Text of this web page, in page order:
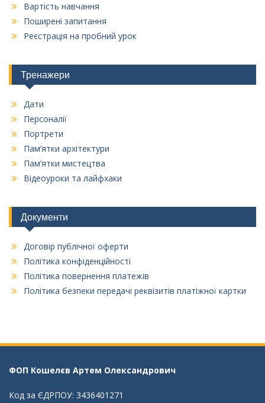
Вартість навчання
Поширені запитання
Реєстрація на пробний урок
Тренажери
Дати
Персоналії
Портрети
Пам’ятки архітектури
Пам’ятки мистецтва
Відеоуроки та лайфхаки
Документи
Договір публічної оферти
Політика конфіденційності
Політика повернення платежів
Політика безпеки передачі реквізитів платіжної картки
ФОП Кошелєв Aртем Олександрович
Код за ЄДРПОУ: 3436401271